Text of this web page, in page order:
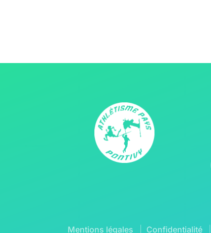
Mentions légales Confidentialité